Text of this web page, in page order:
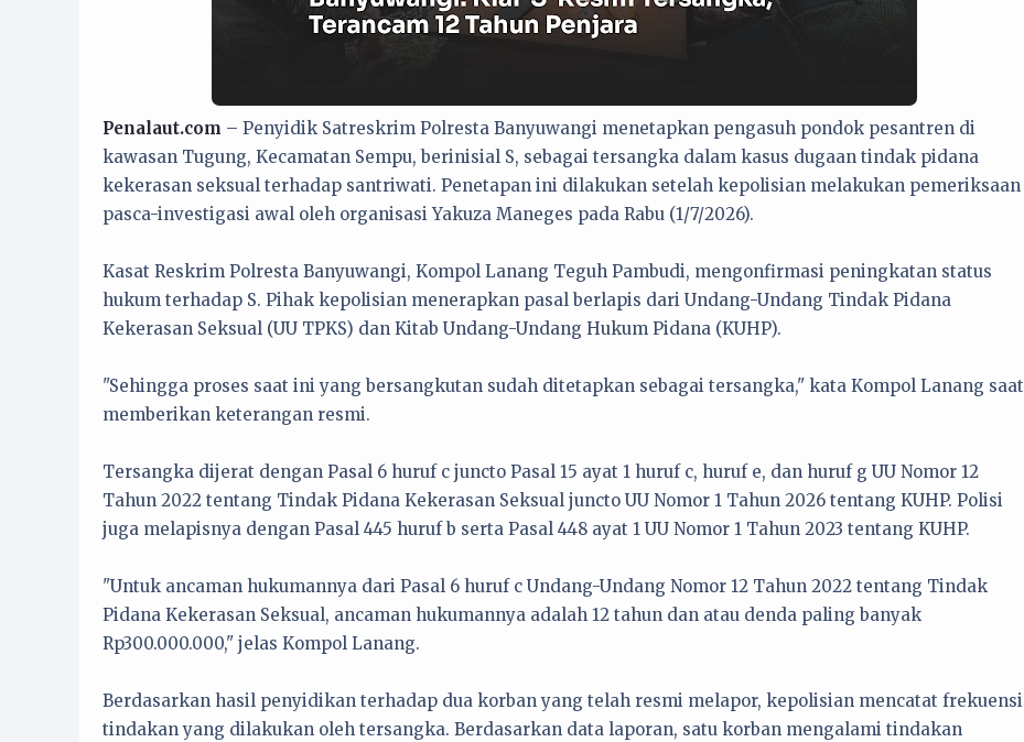
Penalaut.com – Penyidik Satreskrim Polresta Banyuwangi menetapkan pengasuh pondok pesantren di
kawasan Tugung, Kecamatan Sempu, berinisial S, sebagai tersangka dalam kasus dugaan tindak pidana
kekerasan seksual terhadap santriwati. Penetapan ini dilakukan setelah kepolisian melakukan pemeriksaan
pasca-investigasi awal oleh organisasi Yakuza Maneges pada Rabu (1/7/2026).
Kasat Reskrim Polresta Banyuwangi, Kompol Lanang Teguh Pambudi, mengonfirmasi peningkatan status
hukum terhadap S. Pihak kepolisian menerapkan pasal berlapis dari Undang-Undang Tindak Pidana
Kekerasan Seksual (UU TPKS) dan Kitab Undang-Undang Hukum Pidana (KUHP).
"Sehingga proses saat ini yang bersangkutan sudah ditetapkan sebagai tersangka," kata Kompol Lanang saat
memberikan keterangan resmi.
Tersangka dijerat dengan Pasal 6 huruf c juncto Pasal 15 ayat 1 huruf c, huruf e, dan huruf g UU Nomor 12
Tahun 2022 tentang Tindak Pidana Kekerasan Seksual juncto UU Nomor 1 Tahun 2026 tentang KUHP. Polisi
juga melapisnya dengan Pasal 445 huruf b serta Pasal 448 ayat 1 UU Nomor 1 Tahun 2023 tentang KUHP.
"Untuk ancaman hukumannya dari Pasal 6 huruf c Undang-Undang Nomor 12 Tahun 2022 tentang Tindak
Pidana Kekerasan Seksual, ancaman hukumannya adalah 12 tahun dan atau denda paling banyak
Rp300.000.000," jelas Kompol Lanang.
Berdasarkan hasil penyidikan terhadap dua korban yang telah resmi melapor, kepolisian mencatat frekuensi
tindakan yang dilakukan oleh tersangka. Berdasarkan data laporan, satu korban mengalami tindakan